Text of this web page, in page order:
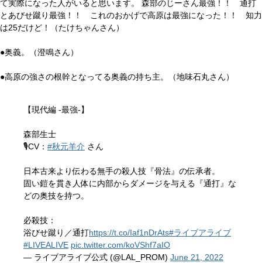
て実際になった人がいると思います。 森部のじーさん最強！！ 通打
とあびせ蹴り最強！！ これのおかげで高原は最強になった！！ 知力
は25だけど！（たけちゃんさん）
●奥義。（澄鳴さん）
●高原の強さの根幹となってる奥義の持ち主。（地味石丸さん）
【現代編 -最強-】
森部生士
🎙️CV： #秋元羊介 さん
日本古来より伝わる無手の殺人技『骨法』の伝承者。
固い鎧を貫き人体に内部からダメージを与える『通打』な
どの奥技を持つ。
必殺技：
浴びせ蹴り／通打https://t.co/Iaf1nDrAts#ライブアライブ
#LIVEALIVE pic.twitter.com/koVShf7aIO
— ライブアライブ公式 (@LAL_PROM) June 21, 2022